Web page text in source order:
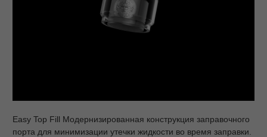
Easy Top Fill Модернизированная конструкция заправочного
порта для минимизации утечки жидкости во время заправки.